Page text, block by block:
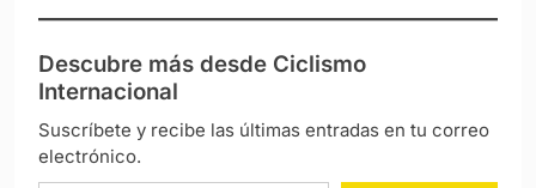
Descubre más desde Ciclismo
Internacional
Suscríbete y recibe las últimas entradas en tu correo
electrónico.
Escribe tu correo electrónico…